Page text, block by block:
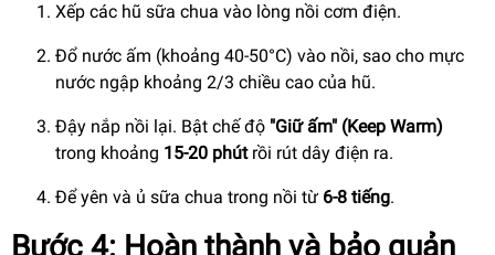
Xếp các hũ sữa chua vào lòng nồi cơm điện.
Đổ nước ấm (khoảng 40-50°C) vào nồi, sao cho mực
nước ngập khoảng 2/3 chiều cao của hũ.
Đậy nắp nồi lại. Bật chế độ "Giữ ấm" (Keep Warm)
trong khoảng 15-20 phútrồi rút dây điện ra.
Để yên và ủ sữa chua trong nồi từ 6-8 tiếng.
Bước 4: Hoàn thành và bảo quản